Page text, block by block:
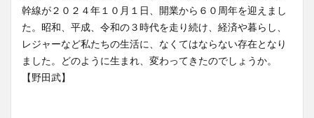
幹線が２０２４年１０月１日、開業から６０周年を迎えまし
た。昭和、平成、令和の３時代を走り続け、経済や暮らし、
レジャーなど私たちの生活に、なくてはならない存在となり
ました。どのように生まれ、変わってきたのでしょうか。
【野田武】